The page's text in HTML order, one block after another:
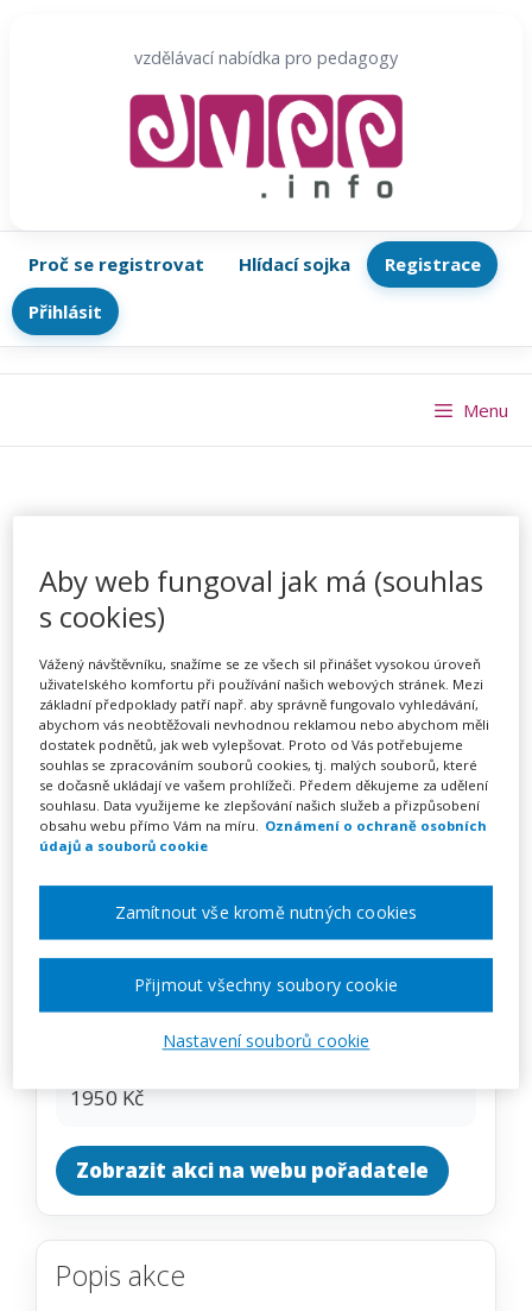
vzdělávací nabídka pro pedagogy
Proč se registrovat Hlídací sojka
Registrace
Přihlásit
pedagogické praxi: cesta ke
zdravým vztahům a
efektivnímu řešení konfliktů
(webinář)
PořádáZřetel, s.r.o.
27. 11. 2026
1950 Kč
Zobrazit akci na webu pořadatele
Popis akce
Menu
Aby web fungoval jak má (souhlas
s cookies)
Vážený návštěvníku, snažíme se ze všech sil přinášet vysokou úroveň
uživatelského komfortu při používání našich webových stránek. Mezi
základní předpoklady patří např. aby správně fungovalo vyhledávání,
abychom vás neobtěžovali nevhodnou reklamou nebo abychom měli
dostatek podnětů, jak web vylepšovat. Proto od Vás potřebujeme
souhlas se zpracováním souborů cookies, tj. malých souborů, které
se dočasně ukládají ve vašem prohlížeči. Předem děkujeme za udělení
souhlasu. Data využijeme ke zlepšování našich služeb a přizpůsobení
obsahu webu přímo Vám na míru. Oznámení o ochraně osobních
údajů a souborů cookie
Nastavení souborů cookie
Zamítnout vše kromě nutných cookies
Přijmout všechny soubory cookie